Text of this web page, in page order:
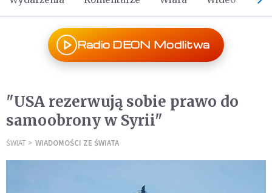
Radio DEON Modlitwa
"USA rezerwują sobie prawo do
samoobrony w Syrii"
ŚWIAT WIADOMOŚCI ZE ŚWIATA